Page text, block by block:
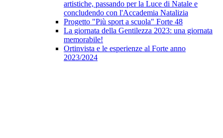
artistiche, passando per la Luce di Natale e
concludendo con l'Accademia Natalizia
Progetto "Più sport a scuola" Forte 48
La giornata della Gentilezza 2023: una giornata
memorabile!
Ortinvista e le esperienze al Forte anno
2023/2024